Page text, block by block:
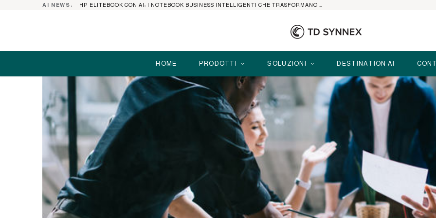
AI NEWS:
HOME PRODOTTI SOLUZIONI DESTINATION AI